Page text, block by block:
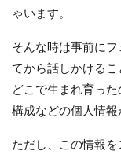
ゃいます。
そんな時は事前に
てから話しかけるこ
どこで生まれ育っ
構成などの個人情報
ただし、この情報を